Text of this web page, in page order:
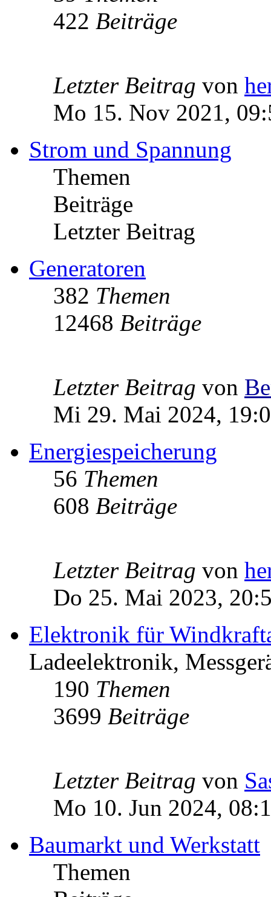
422 Beiträge
Letzter Beitrag von
Mo 15. Nov 2021,
Strom und Spannung
Themen
Beiträge
Letzter Beitrag
Generatoren
382 Themen
12468 Beiträge
Letzter Beitrag von
Mi 29. Mai 2024,
Energiespeicherung
56 Themen
608 Beiträge
Letzter Beitrag von
Do 25. Mai 2023,
Elektronik für
Ladeelektronik,
190 Themen
3699 Beiträge
Letzter Beitrag von
Mo 10. Jun 2024,
Baumarkt und Werkstatt
Themen